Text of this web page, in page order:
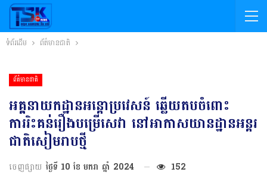
ទំព័រដើម ព័ត៌មានជាតិ
ព័ត៌មានជាតិ
អគ្គនាយកដ្ឋានអន្ដោប្រវេសន៍ ឆ្លើយតបចំពោះ
ការរិះគន់រឿងបម្រើសេវា នៅអាកាសយានដ្ឋានអន្ដរ
ជាតិសៀមរាបថ្មី
ចេញផ្សាយ ថ្ងៃទី 10 ខែ មករា ឆ្នាំ 2024 152